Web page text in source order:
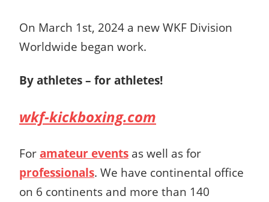
On March 1st, 2024 a new WKF Division
Worldwide began work.
By athletes – for athletes!
wkf-kickboxing.com
For amateur events as well as for
professionals. We have continental office
on 6 continents and more than 140